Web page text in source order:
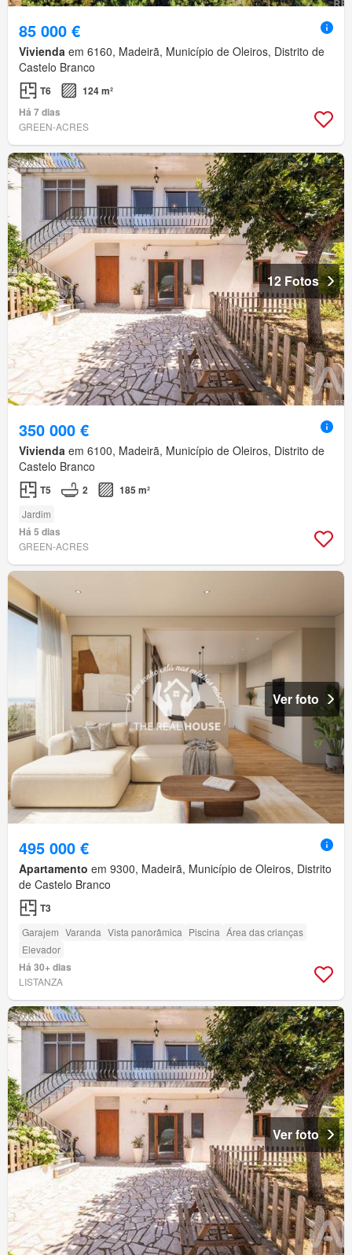
85 000 €
Vivienda em 6160, Madeirã, Município de Oleiros, Distrito de
Castelo Branco
T6
124 m²
Há 7 dias
GREEN-ACRES
12 Fotos
350 000 €
Vivienda em 6100, Madeirã, Município de Oleiros, Distrito de
Castelo Branco
T5 2 185 m²
Jardim
Há 5 dias
GREEN-ACRES
Ver foto
495 000 €
Apartamento em 9300, Madeirã, Município de Oleiros, Distrito
de Castelo Branco
T3
Garajem Varanda Vista panorâmica Piscina Área das crianças
Elevador
Há 30+ dias
LISTANZA
Ver foto